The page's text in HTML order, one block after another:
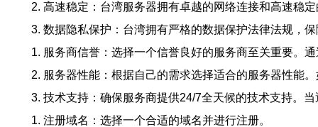
2. 高速稳定：台湾服务器拥有卓越的网络连接和高速稳
3. 数据隐私保护：台湾拥有严格的数据保护法律法规，
1. 服务商信誉：选择一个信誉良好的服务商至关重要。
2. 服务器性能：根据自己的需求选择适合的服务器性能
3. 技术支持：确保服务商提供24/7全天候的技术支持。
1. 注册域名：选择一个合适的域名并进行注册。